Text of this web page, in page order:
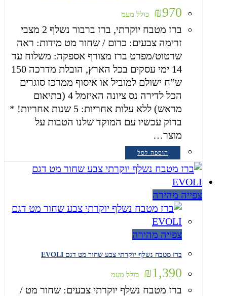
₪970 כולל מעמ
ברז מטבח יוקרתי, ברז ברבור נשלף 2 מצבי
זרימה צבעים: כרום / שחור מט מידות: ראה
שרטוט/מפרט ברז מצורף אספקה: משלוח עד
14 ימי עסקים בכל הארץ, הובלת מדרכה 150
ש”ח ישולם למוביל או איסוף ממרכז סוגרים
הכל לדירה נס ציונה האיזמל 4 (בתיאום
מראש) ללא עלות אחריות: 5 שנות אחריות! *
בדוק עכשיו עם המוקד שלנו הטבות על
מוצר…
הוספה לסל
צפייה מהירה
צפייה מהירה
ברז מטבח נשלף יוקרתי צבע שחור מט דגם EVOLI
₪1,390 כולל מעמ
ברז מטבח נשלף יוקרתי צבעים: שחור מט /